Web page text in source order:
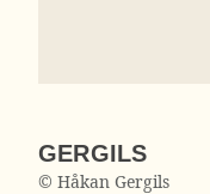
GERGILS
© Håkan Gergils